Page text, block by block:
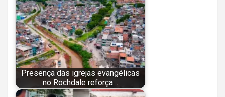
Presença das igrejas evangélicas
no Rochdale reforça…